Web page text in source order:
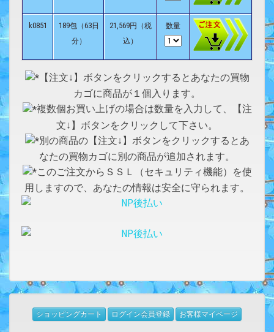
k0851
189包（63日
分）
21,569円（税
込）
数量
【注文↓】ボタンをクリックするとあなたの買物
カゴに商品が１個入ります。
複数個お買い上げの場合は数量を入力して、【注
文↓】ボタンをクリックして下さい。
別の商品の【注文↓】ボタンをクリックするとあ
なたの買物カゴに別の商品が追加されます。
このご注文からＳＳＬ（セキュリティ機能）を使
用しますので、あなたの情報は安全に守られます。
ショッピングカート ログイン会員登録 お客様マイページ